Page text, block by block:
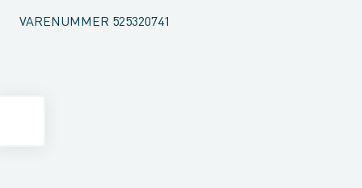
VARENUMMER 525320741